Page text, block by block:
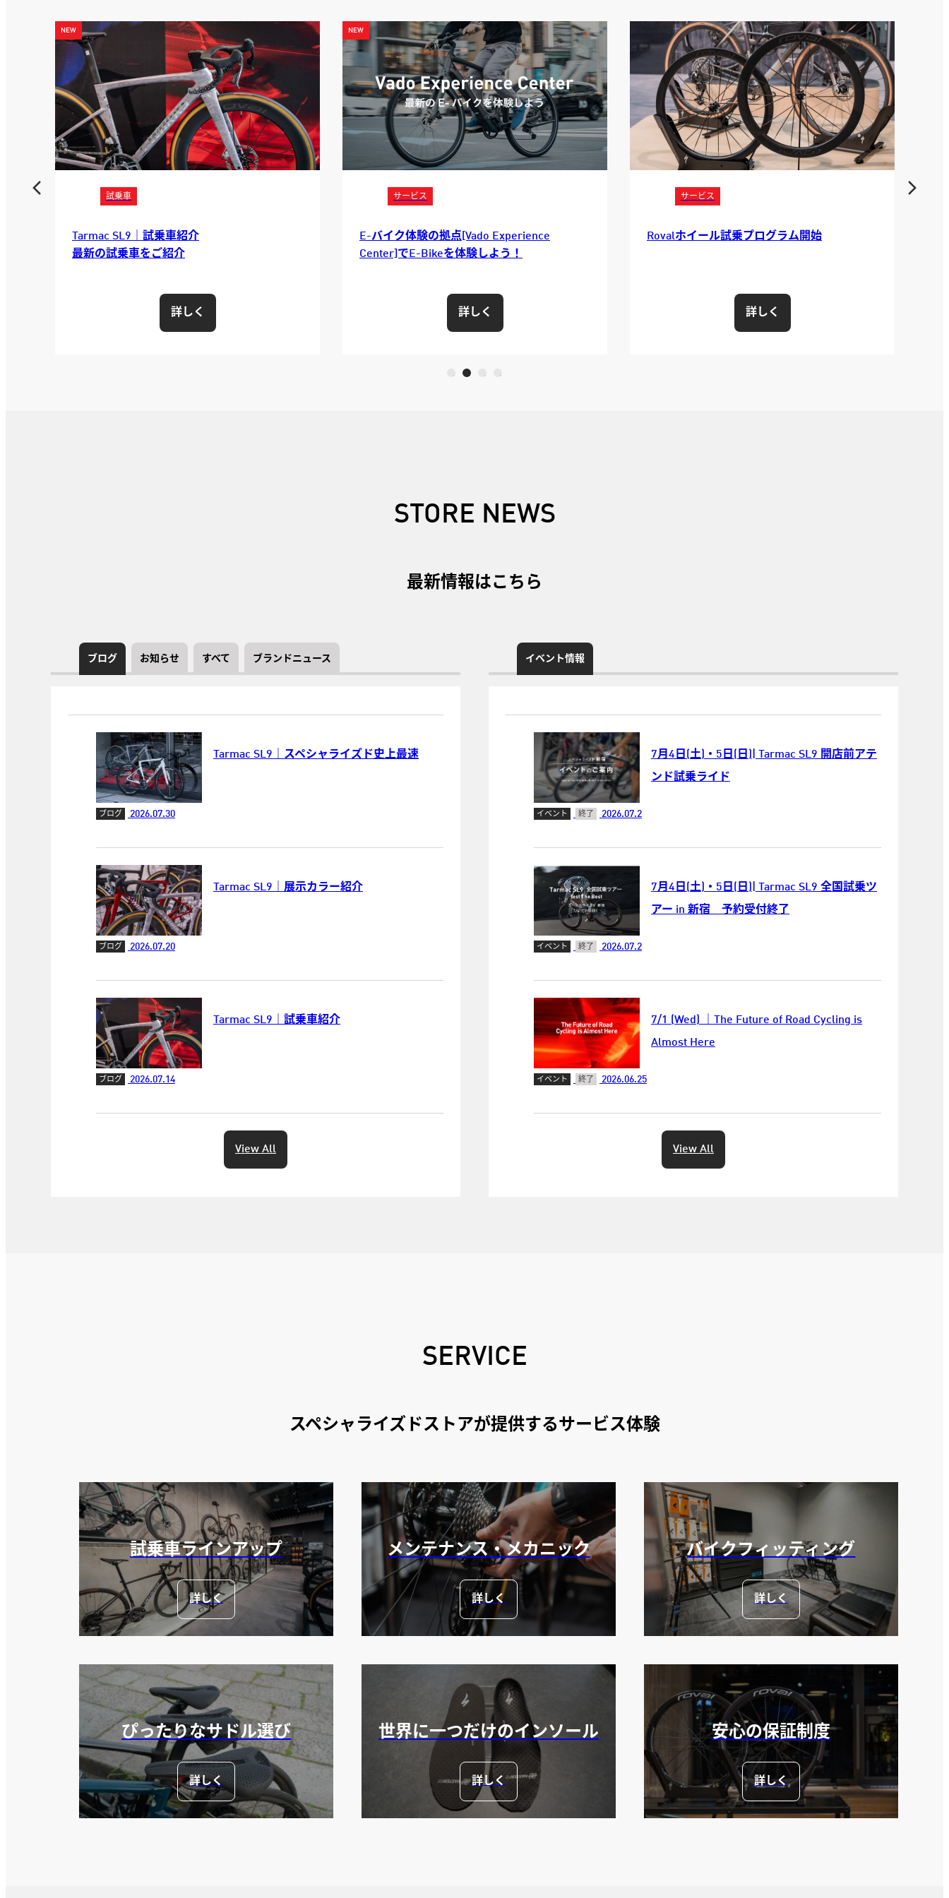
サービス
E-バイク体験の拠点[Vado Experience
Center]でE-Bikeを体験しよう！
詳しく
サービス
Rovalホイール試乗プログラム開始
詳しく
サービス
求めるのは究極の“人馬一体感”トライアスロ
詳しく
STORE NEWS
最新情報はこちら
ブログ お知らせ すべて ブランドニュース
Tarmac SL9｜スペシャライズド史上最速
ブログ 2026.07.30
Tarmac SL9｜展示カラー紹介
ブログ 2026.07.20
Tarmac SL9｜試乗車紹介
ブログ 2026.07.14
View All
イベント情報
7月4日(土)・5日(日)| Tarmac SL9 開店前アテ
ンド試乗ライド
イベント 終了 2026.07.2
7月4日(土)・5日(日)| Tarmac SL9 全国試乗ツ
アー in 新宿 予約受付終了
イベント 終了 2026.07.2
7/1 (Wed) ｜The Future of Road Cycling is
Almost Here
イベント 終了 2026.06.25
View All
SERVICE
スペシャライズドストアが提供するサービス体験
試乗車ラインアップ
詳しく
メンテナンス・メカニック
詳しく
バイクフィッティング
詳しく
ぴったりなサドル選び
詳しく
世界に一つだけのインソール
詳しく
安心の保証制度
詳しく